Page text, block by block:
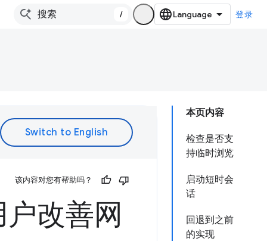
/ 登录
本页内容
检查是否支
持临时浏览
启动短时会
话
回退到之前
的实现
该内容对您有帮助吗？
改善网